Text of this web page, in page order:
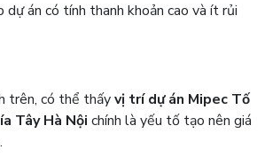
dự án có tính thanh khoản cao và ít rủi
trên, có thể thấyvị trí dự án Mipec Tố
Tây Hà Nội chính là yếu tố tạo nên giá